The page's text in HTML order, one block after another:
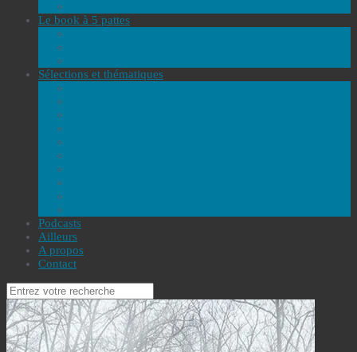
Le book à 5 pattes
Sélections et thématiques
Podcasts
Ailleurs
A propos
Contact
Recherche
pour
: